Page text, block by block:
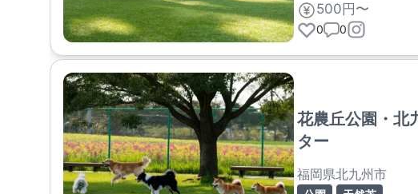
500円〜
0 0
花農丘公園・北
ター
福岡県北九州市